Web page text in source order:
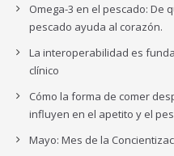
Omega-3 en el pescado: De
pescado ayuda al corazón.
La interoperabilidad es
clínico
Cómo la forma de comer
influyen en el apetito y el
Mayo: Mes de la